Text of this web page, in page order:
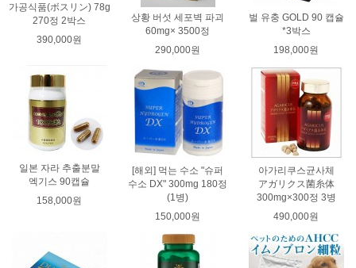
가공식품(ボスリン) 78g
270정 2박스
390,000원
상황 버섯 세포벽 파괴
60mg× 3500정
290,000원
벌 유충 GOLD 90 캡슐
*3박스
198,000원
일본 자라 추출분말
엑기스 90캡슐
158,000원
[해외] 먹는 수소 "슈퍼
수소 DX" 300mg 180정
(1병)
150,000원
아가리쿠스균사체
アガリクス菌糸体
300mg×300정 3병
490,000원